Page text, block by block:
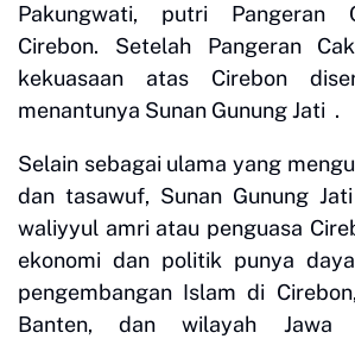
Pakungwati, putri Pangeran
Cirebon. Setelah Pangeran
kekuasaan atas Cirebon
menantunya Sunan Gunung Jati .
Selain sebagai ulama yang
dan tasawuf, Sunan Gunung
waliyyul amri atau penguasa
ekonomi dan politik punya
pengembangan Islam di
Banten, dan wilayah Jawa